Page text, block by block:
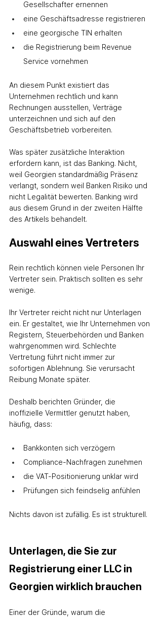
Gesellschafter ernennen
eine Geschäftsadresse registrieren
eine georgische TIN erhalten
die Registrierung beim Revenue
Service vornehmen
An diesem Punkt existiert das
Unternehmen rechtlich und kann
Rechnungen ausstellen, Verträge
unterzeichnen und sich auf den
Geschäftsbetrieb vorbereiten.
Was später zusätzliche Interaktion
erfordern kann, ist das Banking. Nicht,
weil Georgien standardmäßig Präsenz
verlangt, sondern weil Banken Risiko und
nicht Legalität bewerten. Banking wird
aus diesem Grund in der zweiten Hälfte
des Artikels behandelt.
Auswahl eines Vertreters
Rein rechtlich können viele Personen Ihr
Vertreter sein. Praktisch sollten es sehr
wenige.
Ihr Vertreter reicht nicht nur Unterlagen
ein. Er gestaltet, wie Ihr Unternehmen von
Registern, Steuerbehörden und Banken
wahrgenommen wird. Schlechte
Vertretung führt nicht immer zur
sofortigen Ablehnung. Sie verursacht
Reibung Monate später.
Deshalb berichten Gründer, die
inoffizielle Vermittler genutzt haben,
häufig, dass:
Bankkonten sich verzögern
Compliance‑Nachfragen zunehmen
die VAT‑Positionierung unklar wird
Prüfungen sich feindselig anfühlen
Nichts davon ist zufällig. Es ist strukturell.
Unterlagen, die Sie zur
Registrierung einer LLC in
Georgien wirklich brauchen
Einer der Gründe, warum die